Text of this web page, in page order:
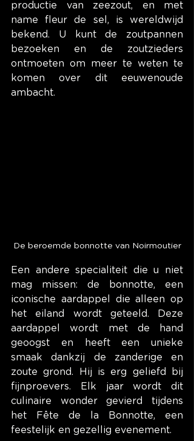
productie van zeezout, en met
name fleur de sel, is wereldwijd
bekend. U kunt de zoutpannen
bezoeken en de zoutzieders
ontmoeten om meer te weten te
komen over dit eeuwenoude
ambacht.
De beroemde bonnotte van Noirmoutier
Een andere specialiteit die u niet
mag missen: de bonnotte, een
iconische aardappel die alleen op
het eiland wordt geteeld. Deze
aardappel wordt met de hand
geoogst en heeft een unieke
smaak dankzij de zanderige en
zoute grond. Hij is erg geliefd bij
fijnproevers. Elk jaar wordt dit
culinaire wonder gevierd tijdens
het Fête de la Bonnotte, een
feestelijk en gezellig evenement.